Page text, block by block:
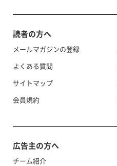
読者の方へ
メールマガジンの登録
よくある質問
サイトマップ
会員規約
広告主の方へ
チーム紹介